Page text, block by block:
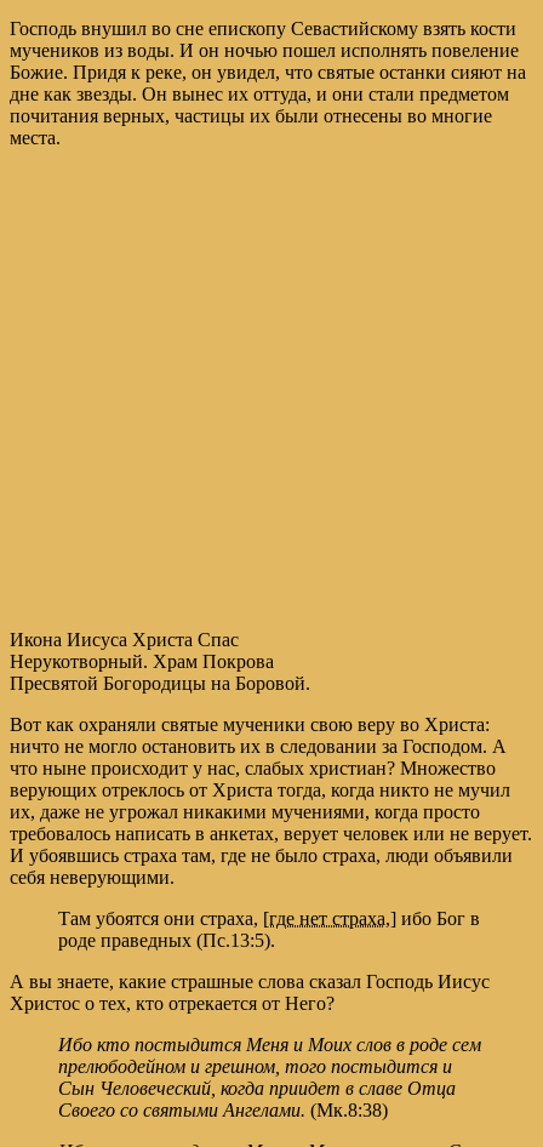
Господь внушил во сне епископу Севастийскому взять кости
мучеников из воды. И он ночью пошел исполнять повеление
Божие. Придя к реке, он увидел, что святые останки сияют на
дне как звезды. Он вынес их оттуда, и они стали предметом
почитания верных, частицы их были отнесены во многие
места.
Икона Иисуса Христа Спас
Нерукотворный. Храм Покрова
Пресвятой Богородицы на Боровой.
Вот как охраняли святые мученики свою веру во Христа:
ничто не могло остановить их в следовании за Господом. А
что ныне происходит у нас, слабых христиан? Множество
верующих отреклось от Христа тогда, когда никто не мучил
их, даже не угрожал никакими мучениями, когда просто
требовалось написать в анкетах, верует человек или не верует.
И убоявшись страха там, где не было страха, люди объявили
себя неверующими.
Там убоятся они страха, [где нет страха,] ибо Бог в
роде праведных (Пс.13:5).
А вы знаете, какие страшные слова сказал Господь Иисус
Христос о тех, кто отрекается от Него?
Ибо кто постыдится Меня и Моих слов в роде сем
прелюбодейном и грешном, того постыдится и
Сын Человеческий, когда приидет в славе Отца
Своего со святыми Ангелами. (Мк.8:38)